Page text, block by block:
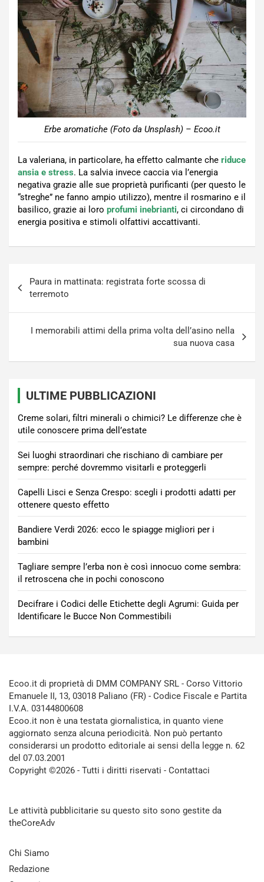
Erbe aromatiche (Foto da Unsplash) – Ecoo.it
La valeriana, in particolare, ha effetto calmante che riduce
ansia e stress. La salvia invece caccia via l’energia
negativa grazie alle sue proprietà purificanti (per questo le
“streghe” ne fanno ampio utilizzo), mentre il rosmarino e il
basilico, grazie ai loro profumi inebrianti, ci circondano di
energia positiva e stimoli olfattivi accattivanti.
articoli
Paura in mattinata: registrata forte scossa di
terremoto
I memorabili attimi della prima volta dell’asino nella
sua nuova casa
ULTIME PUBBLICAZIONI
Creme solari, filtri minerali o chimici? Le differenze che è
utile conoscere prima dell’estate
Sei luoghi straordinari che rischiano di cambiare per
sempre: perché dovremmo visitarli e proteggerli
Capelli Lisci e Senza Crespo: scegli i prodotti adatti per
ottenere questo effetto
Bandiere Verdi 2026: ecco le spiagge migliori per i
bambini
Tagliare sempre l’erba non è così innocuo come sembra:
il retroscena che in pochi conoscono
Decifrare i Codici delle Etichette degli Agrumi: Guida per
Identificare le Bucce Non Commestibili
Ecoo.it di proprietà di DMM COMPANY SRL - Corso Vittorio
Emanuele II, 13, 03018 Paliano (FR) - Codice Fiscale e Partita
I.V.A. 03144800608
Ecoo.it non è una testata giornalistica, in quanto viene
aggiornato senza alcuna periodicità. Non può pertanto
considerarsi un prodotto editoriale ai sensi della legge n. 62
del 07.03.2001
Copyright ©2026 - Tutti i diritti riservati - Contattaci
Le attività pubblicitarie su questo sito sono gestite da
theCoreAdv
Chi Siamo
Redazione